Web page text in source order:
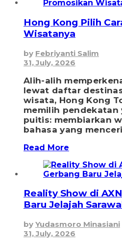
Hong Kong Pilih
Wisatanya
by Febriyanti Salim
31, July, 2026
Alih-alih
lewat daftar
wisata, Hong Kong
memilih pendekatan
puitis: membiarkan
bahasa yang
Read More
Reality Show di
Baru Jelajah
by Yudasmoro Minasiani
31, July, 2026